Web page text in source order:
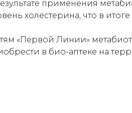
применения
холестерина, что в
«Первой Линии»
в био-аптеке на